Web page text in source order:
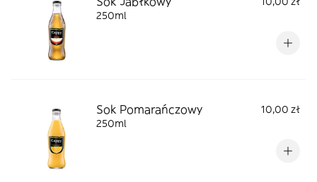
250ml
Sok Pomarańczowy
10,00 zł
250ml